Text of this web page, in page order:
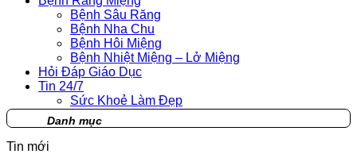
Bệnh Sâu Răng
Bệnh Nha Chu
Bệnh Hôi Miệng
Bệnh Nhiệt Miệng – Lở Miệng
Hỏi Đáp Giáo Dục
Tin 24/7
Sức Khoẻ Làm Đẹp
Danh mục
Tin mới